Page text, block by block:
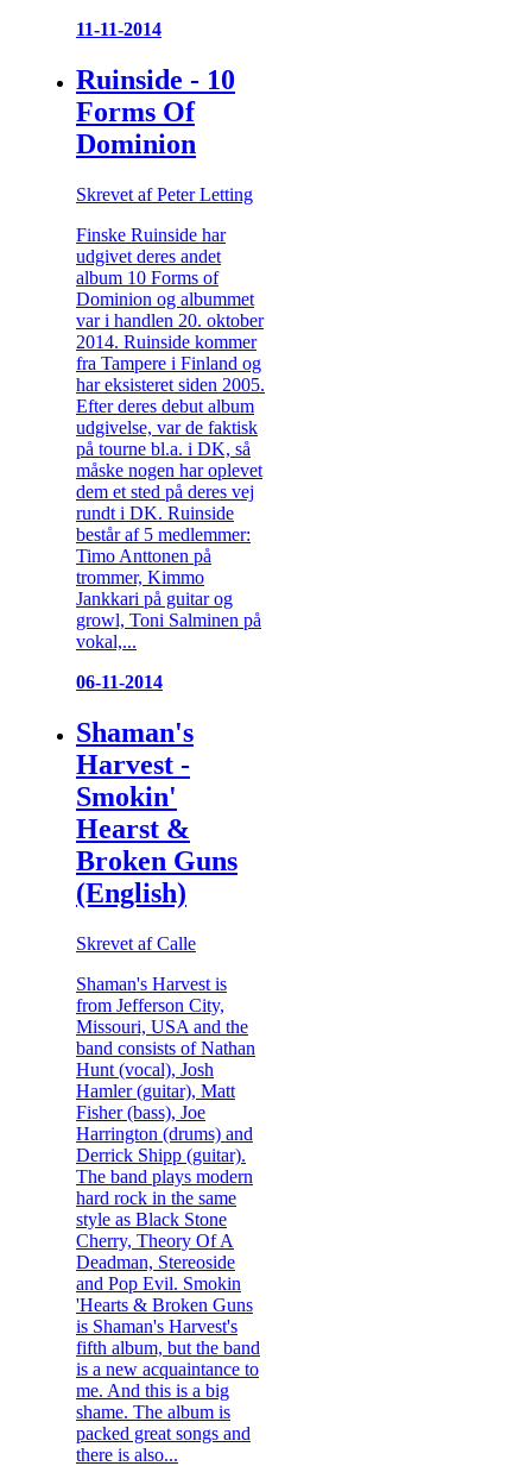
11-11-2014
Ruinside - 10
Forms Of
Dominion
Skrevet af Peter Letting
Finske Ruinside har
udgivet deres andet
album 10 Forms of
Dominion og albummet
var i handlen 20. oktober
2014. Ruinside kommer
fra Tampere i Finland og
har eksisteret siden 2005.
Efter deres debut album
udgivelse, var de faktisk
på tourne bl.a. i DK, så
måske nogen har oplevet
dem et sted på deres vej
rundt i DK. Ruinside
består af 5 medlemmer:
Timo Anttonen på
trommer, Kimmo
Jankkari på guitar og
growl, Toni Salminen på
vokal,...
06-11-2014
Shaman's
Harvest -
Smokin'
Hearst &
Broken Guns
(English)
Skrevet af Calle
Shaman's Harvest is
from Jefferson City,
Missouri, USA and the
band consists of Nathan
Hunt (vocal), Josh
Hamler (guitar), Matt
Fisher (bass), Joe
Harrington (drums) and
Derrick Shipp (guitar).
The band plays modern
hard rock in the same
style as Black Stone
Cherry, Theory Of A
Deadman, Stereoside
and Pop Evil. Smokin
'Hearts & Broken Guns
is Shaman's Harvest's
fifth album, but the band
is a new acquaintance to
me. And this is a big
shame. The album is
packed great songs and
there is also...